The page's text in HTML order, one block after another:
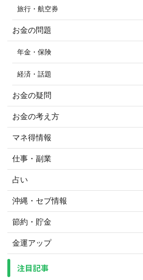
旅行・航空券
お金の問題
年金・保険
経済・話題
お金の疑問
お金の考え方
マネ得情報
仕事・副業
占い
沖縄・セブ情報
節約・貯金
金運アップ
注目記事